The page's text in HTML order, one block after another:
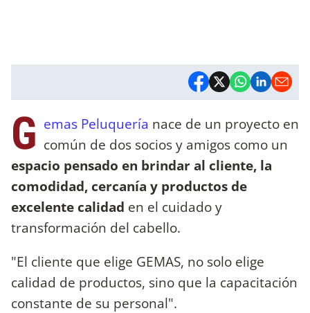
G emas Peluquería nace de un proyecto en
común de dos socios y amigos como un
espacio pensado en brindar al cliente, la
comodidad, cercanía y productos de
excelente calidad en el cuidado y
transformación del cabello.
"El cliente que elige GEMAS, no solo elige
calidad de productos, sino que la capacitación
constante de su personal".